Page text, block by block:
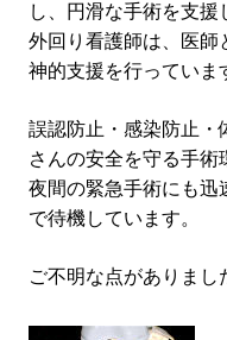
し、円滑な手術を支援
外回り看護師は、医師
神的支援を行っていま
誤認防止・感染防止・
さんの安全を守る手術
夜間の緊急手術にも迅
で待機しています。
ご不明な点がありまし